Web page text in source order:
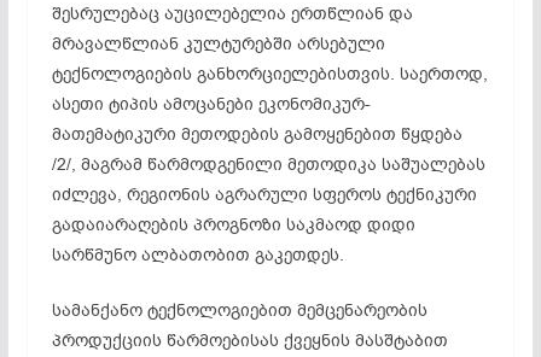
შესრულებაც აუცილებელია ერთწლიან და
მრავალწლიან კულტურებში არსებული
ტექნოლოგიების განხორციელებისთვის. საერთოდ,
ასეთი ტიპის ამოცანები ეკონომიკურ-
მათემატიკური მეთოდების გამოყენებით წყდება
/2/, მაგრამ წარმოდგენილი მეთოდიკა საშუალებას
იძლევა, რეგიონის აგრარული სფეროს ტექნიკური
გადაიარაღების პროგნოზი საკმაოდ დიდი
სარწმუნო ალბათობით გაკეთდეს.
სამანქანო ტექნოლოგიებით მემცენარეობის
პროდუქციის წარმოებისას ქვეყნის მასშტაბით